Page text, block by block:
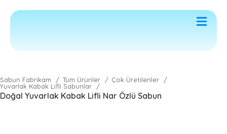
Sabun Fabrikam Tüm Ürünler
Çok Üretilenler
Yuvarlak Kabak Lifli Sabunlar
Doğal Yuvarlak Kabak Lifli Nar Özlü Sabun